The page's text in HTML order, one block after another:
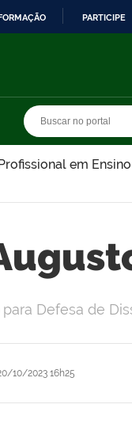
PARTICIPE
em
10/2023 16h25
Defesa de